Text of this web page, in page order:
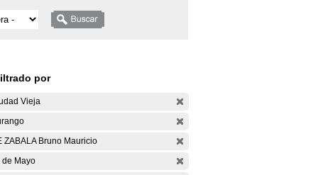
por
Vieja
ZABALA Bruno Mauricio
de Mayo